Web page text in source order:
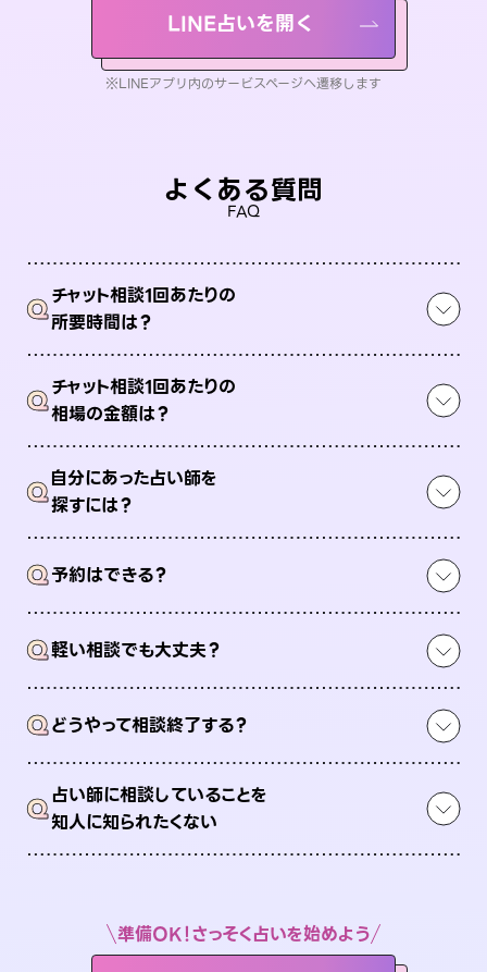
LINE占いを開く
※LINEアプリ内のサービスページへ遷移します
よくある質問
FAQ
Qチャット相談1回あたりの
所要時間は？
Qチャット相談1回あたりの
相場の金額は？
Q自分にあった占い師を
探すには？
Q予約はできる？
Q軽い相談でも大丈夫？
Qどうやって相談終了する？
Q占い師に相談していることを
知人に知られたくない
準備OK！さっそく占いを始めよう